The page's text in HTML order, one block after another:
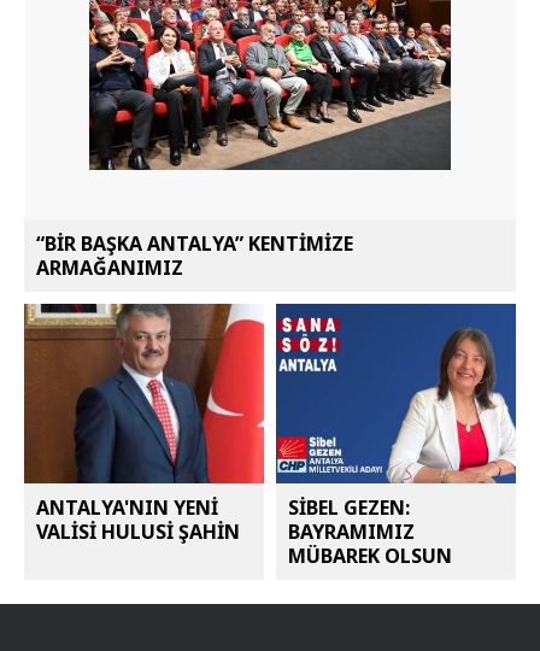
“BİR BAŞKA ANTALYA” KENTİMİZE
ARMAĞANIMIZ
ANTALYA'NIN YENİ
VALİSİ HULUSİ ŞAHİN
SİBEL GEZEN:
BAYRAMIMIZ
MÜBAREK OLSUN